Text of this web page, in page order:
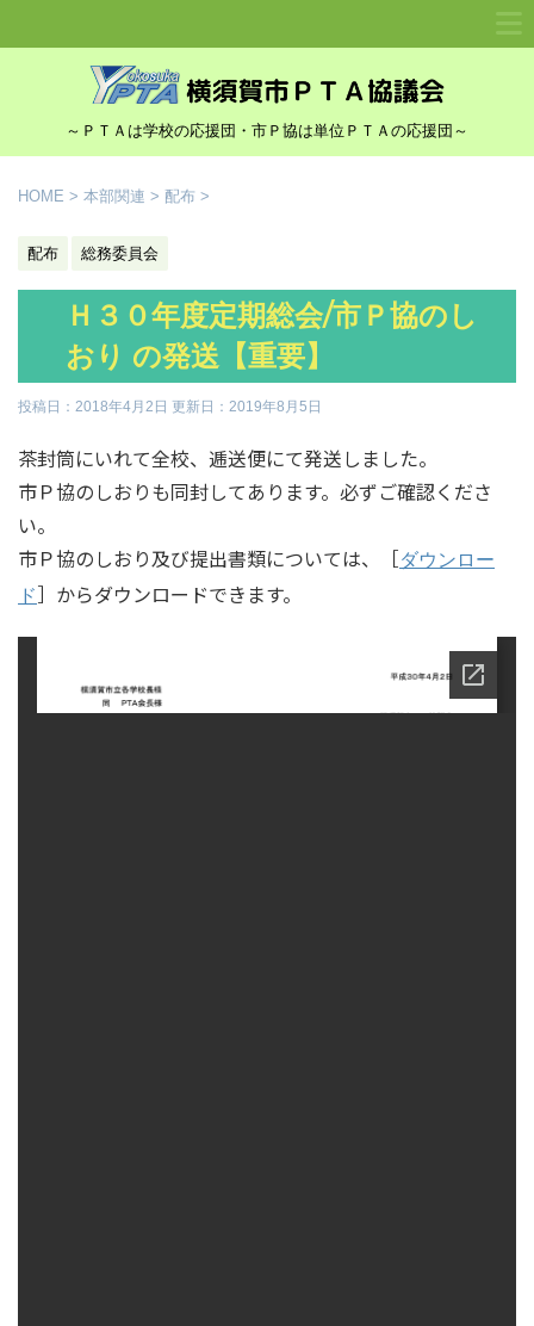
～ＰＴＡは学校の応援団・市Ｐ協は単位ＰＴＡの応援団～
HOME > 本部関連 > 配布 >
配布 総務委員会
Ｈ３０年度定期総会/市Ｐ協のし
おり の発送【重要】
投稿日：2018年4月2日 更新日： 2019年8月5日
茶封筒にいれて全校、逓送便にて発送しました。
市Ｐ協のしおりも同封してあります。必ずご確認くださ
い。
市Ｐ協のしおり及び提出書類については、［ダウンロー
ド］からダウンロードできます。